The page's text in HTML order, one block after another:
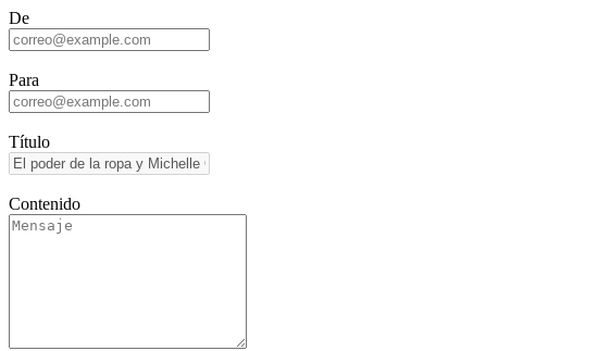
De
Para
Título
Contenido